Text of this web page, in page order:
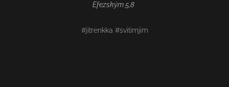
Efezským 5,8
#jitrenkka #svitimjim